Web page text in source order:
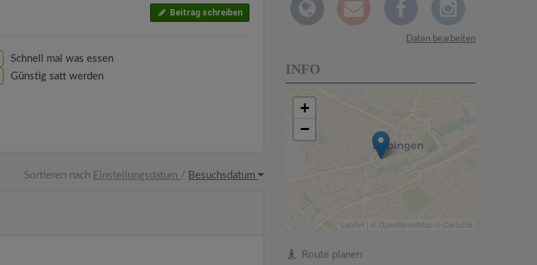
Beitrag schreiben
Schnell mal was essen
Günstig satt werden
Sortieren nach Einstellungsdatum / Besuchsdatum
Daten bearbeiten
INFO
+
−
Leaflet | © OpenStreetMap © CartoDB
Route planen